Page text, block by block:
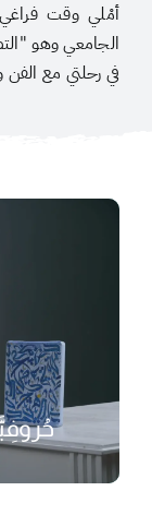
أمْلي وقت
الجامعي وهو
في رحلتي مع الفن